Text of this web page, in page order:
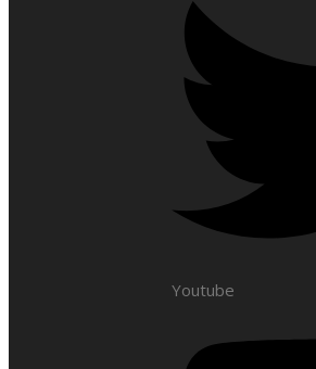
Youtube